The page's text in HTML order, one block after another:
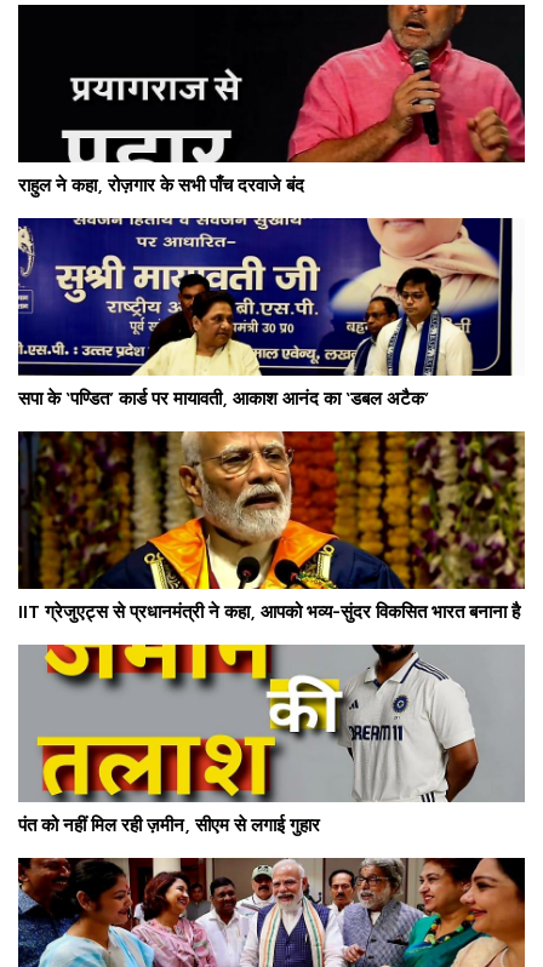
राहुल ने कहा, रोज़गार के सभी पाँच दरवाजे बंद
सपा के ‘पण्डित’ कार्ड पर मायावती, आकाश आनंद का ‘डबल अटैक’
IIT ग्रेजुएट्स से प्रधानमंत्री ने कहा, आपको भव्य-सुंदर विकसित भारत बनाना है
पंत को नहीं मिल रही ज़मीन, सीएम से लगाई गुहार